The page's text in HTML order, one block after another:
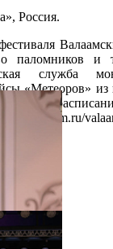
Россия.
паломников и
служба
«Метеоров» из
с
vp.valaam.ru/